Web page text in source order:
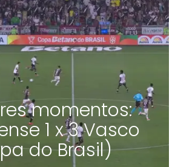
momentos:
1 x 3 Vasco
do Brasil)